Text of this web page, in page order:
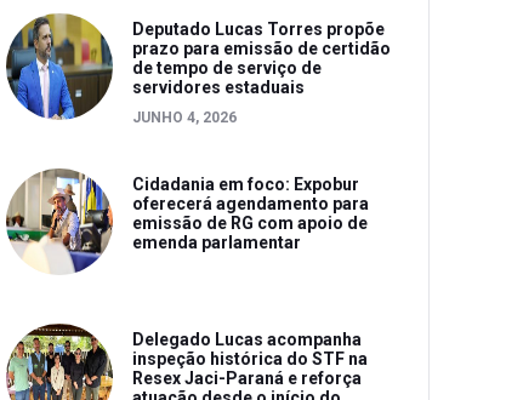
Deputado Lucas Torres propõe
prazo para emissão de certidão
de tempo de serviço de
servidores estaduais
JUNHO 4, 2026
Cidadania em foco: Expobur
oferecerá agendamento para
emissão de RG com apoio de
emenda parlamentar
Delegado Lucas acompanha
inspeção histórica do STF na
Resex Jaci-Paraná e reforça